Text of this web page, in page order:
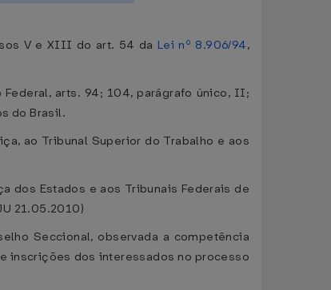
V e XIII do art. 54 da Lei nº 8.906/94,
arts. 94; 104, parágrafo único, II;
do Brasil.
ao Tribunal Superior do Trabalho e aos
dos Estados e aos Tribunais Federais de
21.05.2010)
Seccional, observada a competência
inscrições dos interessados no processo